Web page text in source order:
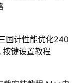
国计性能优化240
键设置教程